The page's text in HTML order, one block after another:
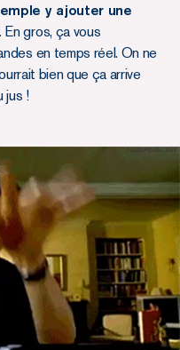
y ajouter une
En gros, ça vous
en temps réel. On ne
bien que ça arrive
jus !